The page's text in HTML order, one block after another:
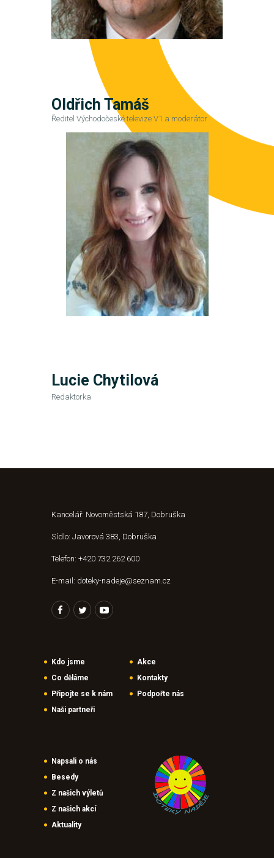
Oldřich Tamáš
Ředitel Východočeské televize V1 a moderátor
Lucie Chytilová
Redaktorka
Kancelář: Novoměstská 187, Dobruška
Sídlo: Javorová 383, Dobruška
Telefon: +420 732 262 600
E-mail: doteky-nadeje@seznam.cz
Kdo jsme
Co děláme
Připojte se k nám
Naši partneři
Akce
Kontakty
Podpořte nás
Napsali o nás
Besedy
Z našich výletů
Z našich akcí
Aktuality